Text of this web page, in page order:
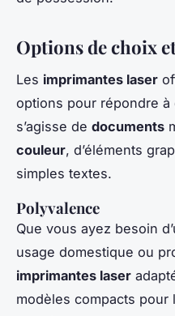
Options de choix
Les imprimantes laser
options pour répondre à
s’agisse de documents
couleur, d’éléments
simples textes.
Polyvalence
Que vous ayez besoin
usage domestique ou
imprimantes laser
modèles compacts